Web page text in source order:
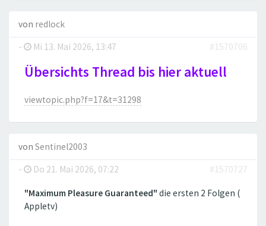
von redlock
-
Mi 13. Mai 2026, 13:47 #1570706
Übersichts Thread bis hier aktuell
viewtopic.php?f=17&t=31298
von Sentinel2003
-
Do 21. Mai 2026, 07:22 #1570727
"Maximum Pleasure Guaranteed" die ersten 2 Folgen (
Appletv)